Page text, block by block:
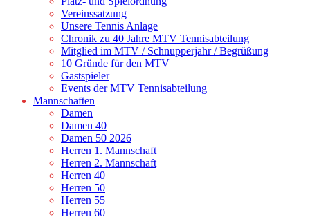
Vereinssatzung
Unsere Tennis Anlage
Chronik zu 40 Jahre MTV Tennisabteilung
Mitglied im MTV / Schnupperjahr / Begrüßung
10 Gründe für den MTV
Gastspieler
Events der MTV Tennisabteilung
Mannschaften
Damen
Damen 40
Damen 50 2026
Herren 1. Mannschaft
Herren 2. Mannschaft
Herren 40
Herren 50
Herren 55
Herren 60